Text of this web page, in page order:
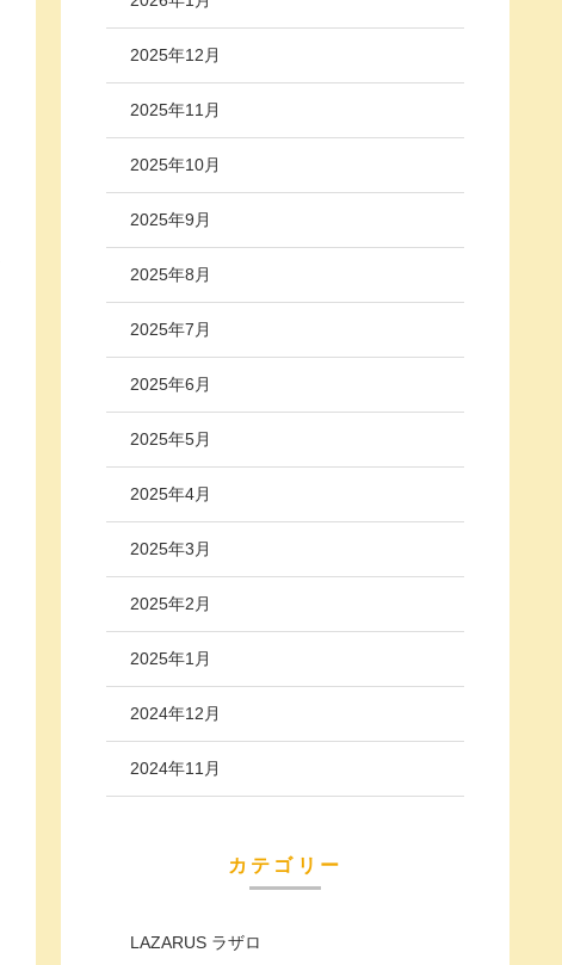
2025年12月
2025年11月
2025年10月
2025年9月
2025年8月
2025年7月
2025年6月
2025年5月
2025年4月
2025年3月
2025年2月
2025年1月
2024年12月
2024年11月
カテゴリー
LAZARUS ラザロ